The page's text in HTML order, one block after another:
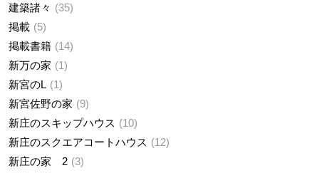
建築諸々
35
掲載
5
掲載書籍
14
新万の家
1
新宮のL
1
新宮佐野の家
9
新庄のスキップハウス
10
新庄のスクエアコートハウス
12
新庄の家 2 3